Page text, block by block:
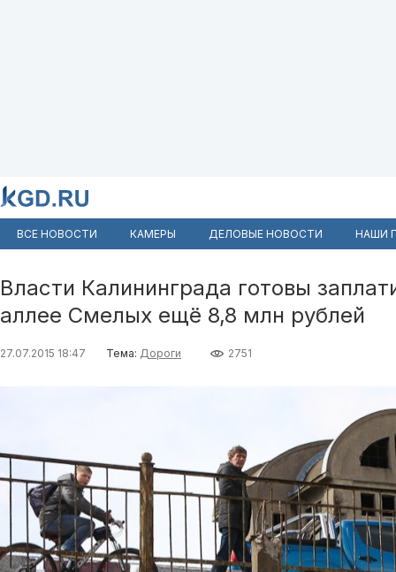
ВСЕ НОВОСТИ КАМЕРЫ ДЕЛОВЫЕ НОВОСТИ НАШИ
Власти Калининграда готовы
аллее Смелых ещё 8,8 млн рублей
27.07.2015 18:47 Тема: Дороги 2751